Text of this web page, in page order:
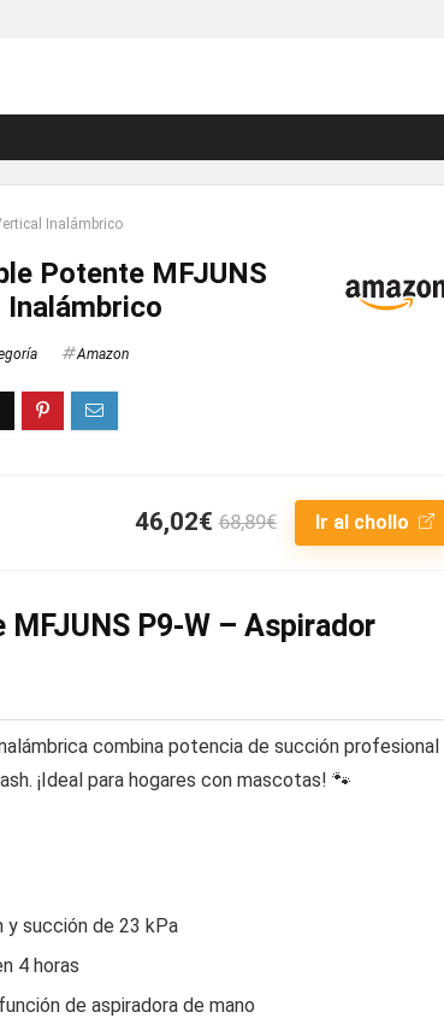
Inalámbrico
Potente MFJUNS
Amazon
46,02€ 68,89€ Ir al chollo
P9-W – Aspirador
combina potencia de succión profesional
¡Ideal para hogares con mascotas! 🐾
y succión de 23 kPa
4 horas
de aspiradora de mano